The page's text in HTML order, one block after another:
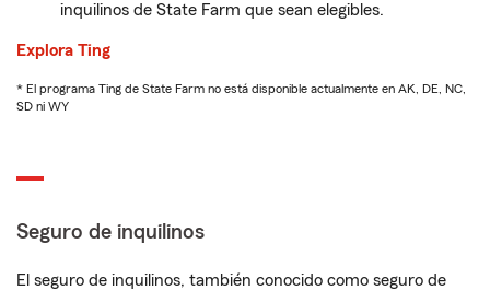
inquilinos de State Farm que sean elegibles.
Explora Ting
* El programa Ting de State Farm no está disponible actualmente en AK, DE, NC,
SD ni WY
Seguro de inquilinos
El seguro de inquilinos, también conocido como seguro de